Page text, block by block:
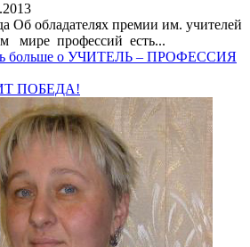
Об обладателях премии им. учителей
мире профессий есть...
больше о УЧИТЕЛЬ – ПРОФЕССИЯ
ПОБЕДА!